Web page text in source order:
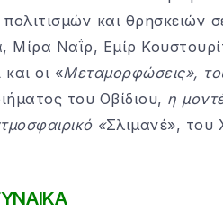
και θρησκειών
Μίρα Ναΐρ, Εμίρ
οι «Μεταμορφώσεις»,
του Οβίδιου, η
«Σλιμανέ», του